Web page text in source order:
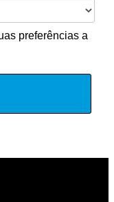
preferências a